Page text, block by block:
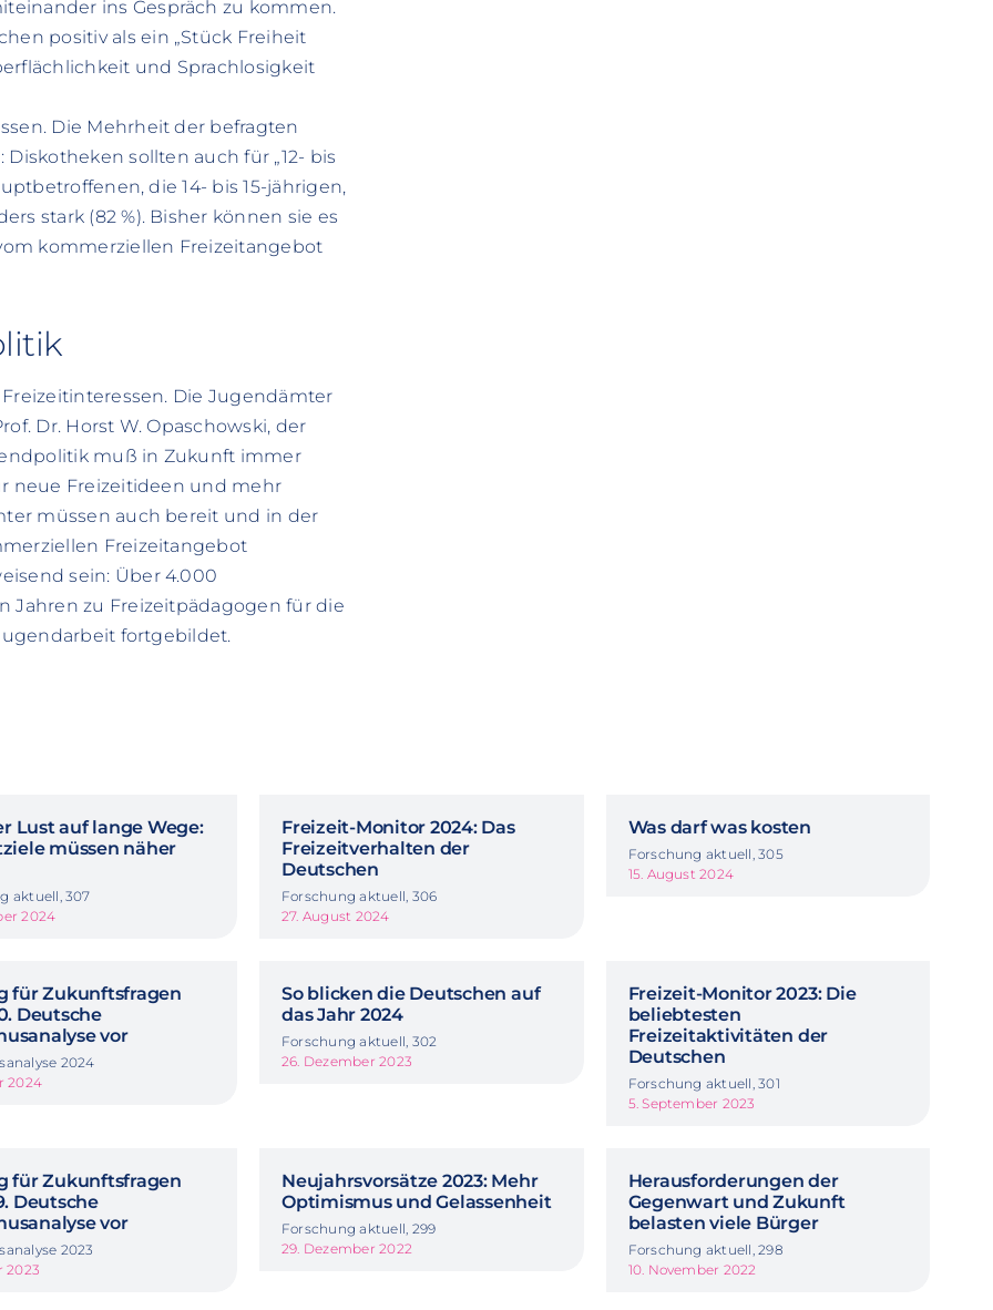
ins Gespräch zu kommen.
positiv als ein „Stück Freiheit
und Sprachlosigkeit
Die Mehrheit der befragten
sollten auch für „12- bis
die 14- bis 15-jährigen,
stark (82 %). Bisher können sie es
kommerziellen Freizeitangebot
Die Jugendämter
Dr. Horst W. Opaschowski, der
muß in Zukunft immer
neue Freizeitideen und mehr
müssen auch bereit und in der
Freizeitangebot
sein: Über 4.000
zu Freizeitpädagogen für die
fortgebildet.
Lust auf lange Wege:
müssen näher
aktuell, 307
2024
Freizeit-Monitor 2024: Das
Freizeitverhalten der
Deutschen
Forschung aktuell, 306
27. August 2024
Was darf was kosten
Forschung aktuell, 305
15. August 2024
für Zukunftsfragen
Deutsche
vor
2024
2024
So blicken die Deutschen auf
das Jahr 2024
Forschung aktuell, 302
26. Dezember 2023
Freizeit-Monitor 2023: Die
beliebtesten
Freizeitaktivitäten der
Deutschen
Forschung aktuell, 301
5. September 2023
für Zukunftsfragen
Deutsche
vor
2023
2023
Neujahrsvorsätze 2023: Mehr
Optimismus und Gelassenheit
Forschung aktuell, 299
29. Dezember 2022
Herausforderungen der
Gegenwart und Zukunft
belasten viele Bürger
Forschung aktuell, 298
10. November 2022